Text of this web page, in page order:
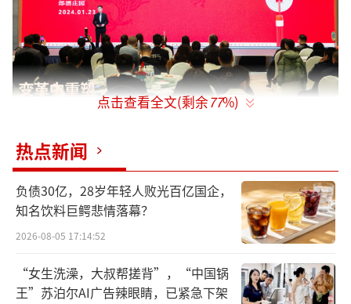
回顾2023年，汪博炜感慨万千：“我站在
这里，表面平静如水，内心却波涛澎湃，此时
代表公司发布十大突破，像人生修行中的一次
寻微光，放大微光的故事。”
点击查看全文(剩余77%)
热点新闻
负债30亿，28岁年轻人败光百亿国企，
知名饮料巨鳄悲情落幕？
2026-08-05 17:14:52
“女生洗澡，大叔帮搓背”，“中国锅
王”苏泊尔AI广告辣眼睛，已紧急下架